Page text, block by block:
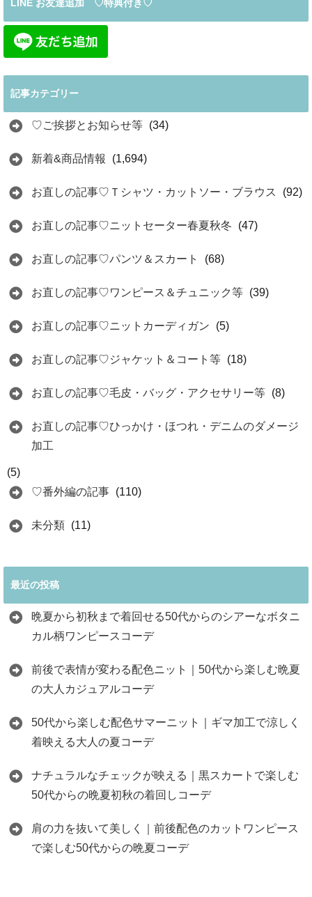
LINE お友達追加 ♡特典付き♡
記事カテゴリー
♡ご挨拶とお知らせ等 (34)
新着&商品情報 (1,694)
お直しの記事♡Ｔシャツ・カットソー・ブラウス (92)
お直しの記事♡ニットセーター春夏秋冬 (47)
お直しの記事♡パンツ＆スカート (68)
お直しの記事♡ワンピース＆チュニック等 (39)
お直しの記事♡ニットカーディガン (5)
お直しの記事♡ジャケット＆コート等 (18)
お直しの記事♡毛皮・バッグ・アクセサリー等 (8)
お直しの記事♡ひっかけ・ほつれ・デニムのダメージ
加工
(5)
♡番外編の記事 (110)
未分類 (11)
最近の投稿
晩夏から初秋まで着回せる50代からのシアーなボタニ
カル柄ワンピースコーデ
前後で表情が変わる配色ニット｜50代から楽しむ晩夏
の大人カジュアルコーデ
50代から楽しむ配色サマーニット｜ギマ加工で涼しく
着映える大人の夏コーデ
ナチュラルなチェックが映える｜黒スカートで楽しむ
50代からの晩夏初秋の着回しコーデ
肩の力を抜いて美しく｜前後配色のカットワンピース
で楽しむ50代からの晩夏コーデ